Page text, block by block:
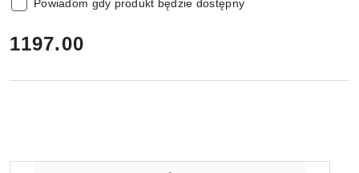
Powiadom gdy produkt będzie dostępny
cena:
1197.00